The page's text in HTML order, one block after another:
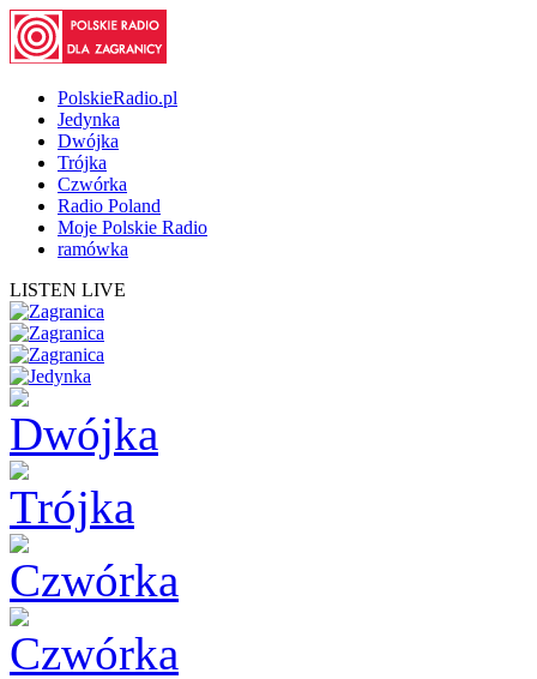
PolskieRadio.pl
Jedynka
Dwójka
Trójka
Czwórka
Radio Poland
Moje Polskie Radio
ramówka
LISTEN LIVE